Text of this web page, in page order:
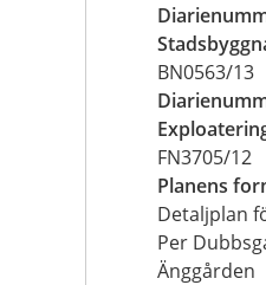
BN0563/13
FN3705/12
Planens
Detaljplan
Per
Änggården